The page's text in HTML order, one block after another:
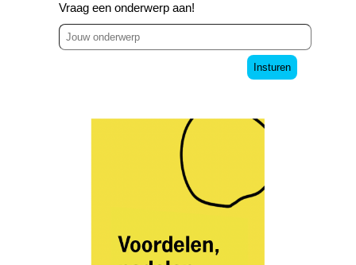
Vraag een onderwerp aan!
Insturen